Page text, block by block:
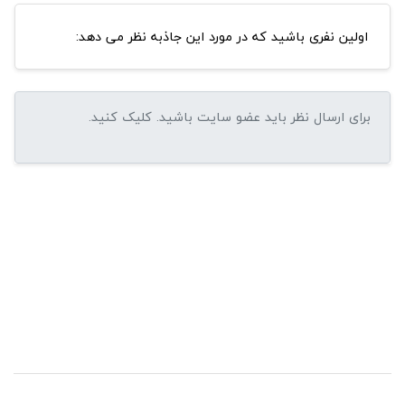
اولین نفری باشید که در مورد این جاذبه نظر می دهد: